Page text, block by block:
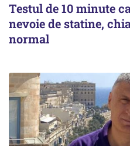
Testul de 10 minute
nevoie de statine,
normal